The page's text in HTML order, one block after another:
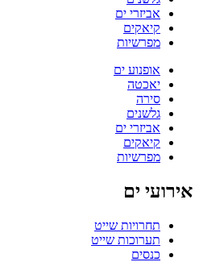
אביזרי ים
קיאקים
מפרשיות
אופנוע ים
יאכטה
סירה
גלשנים
אביזרי ים
קיאקים
מפרשיות
אירועי ים
תחרויות שייט
תערוכות שייט
כנסים